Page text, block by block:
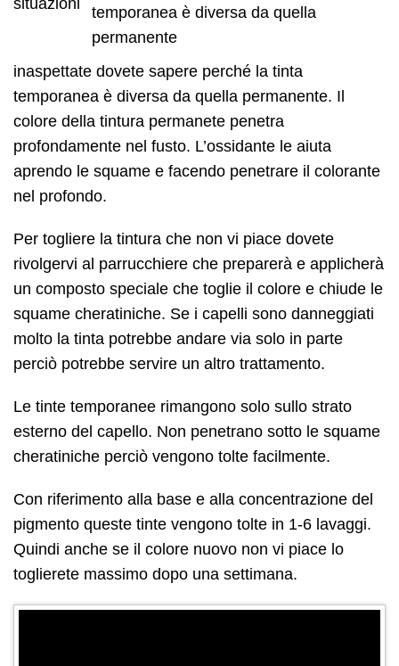
situazioni
inaspettate dovete sapere perché la tinta
temporanea è diversa da quella permanente. Il
colore della tintura permanete penetra
profondamente nel fusto. L’ossidante le aiuta
aprendo le squame e facendo penetrare il colorante
nel profondo.
Per togliere la tintura che non vi piace dovete
rivolgervi al parrucchiere che preparerà e applicherà
un composto speciale che toglie il colore e chiude le
squame cheratiniche. Se i capelli sono danneggiati
molto la tinta potrebbe andare via solo in parte
perciò potrebbe servire un altro trattamento.
Le tinte temporanee rimangono solo sullo strato
esterno del capello. Non penetrano sotto le squame
cheratiniche perciò vengono tolte facilmente.
Con riferimento alla base e alla concentrazione del
pigmento queste tinte vengono tolte in 1-6 lavaggi.
Quindi anche se il colore nuovo non vi piace lo
toglierete massimo dopo una settimana.